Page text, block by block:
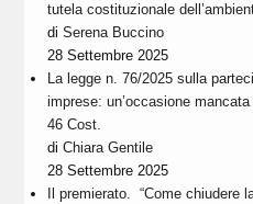
tutela costituzionale
diSerena Buccino
28 Settembre 2025
La legge n. 76/2025 sulla
imprese: un’occasione
46 Cost.
diChiara Gentile
28 Settembre 2025
Il premierato. “Come chiudere